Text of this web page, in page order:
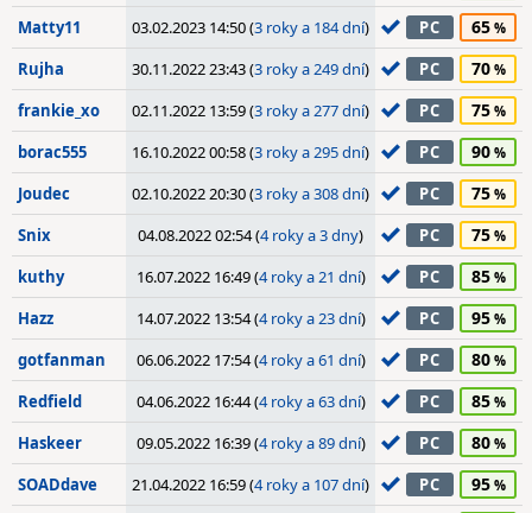
Matty11 03.02.2023 14:50 (3 roky a 184 dní) PC 65
Rujha 30.11.2022 23:43 (3 roky a 249 dní) PC 70
frankie_xo 02.11.2022 13:59 (3 roky a 277 dní) PC 75
borac555 16.10.2022 00:58 (3 roky a 295 dní) PC 90
Joudec 02.10.2022 20:30 (3 roky a 308 dní) PC 75
Snix 04.08.2022 02:54 (4 roky a 3 dny) PC 75
kuthy 16.07.2022 16:49 (4 roky a 21 dní) PC 85
Hazz 14.07.2022 13:54 (4 roky a 23 dní) PC 95
gotfanman 06.06.2022 17:54 (4 roky a 61 dní) PC 80
Redfield 04.06.2022 16:44 (4 roky a 63 dní) PC 85
Haskeer 09.05.2022 16:39 (4 roky a 89 dní) PC 80
SOADdave 21.04.2022 16:59 (4 roky a 107 dní) PC 95